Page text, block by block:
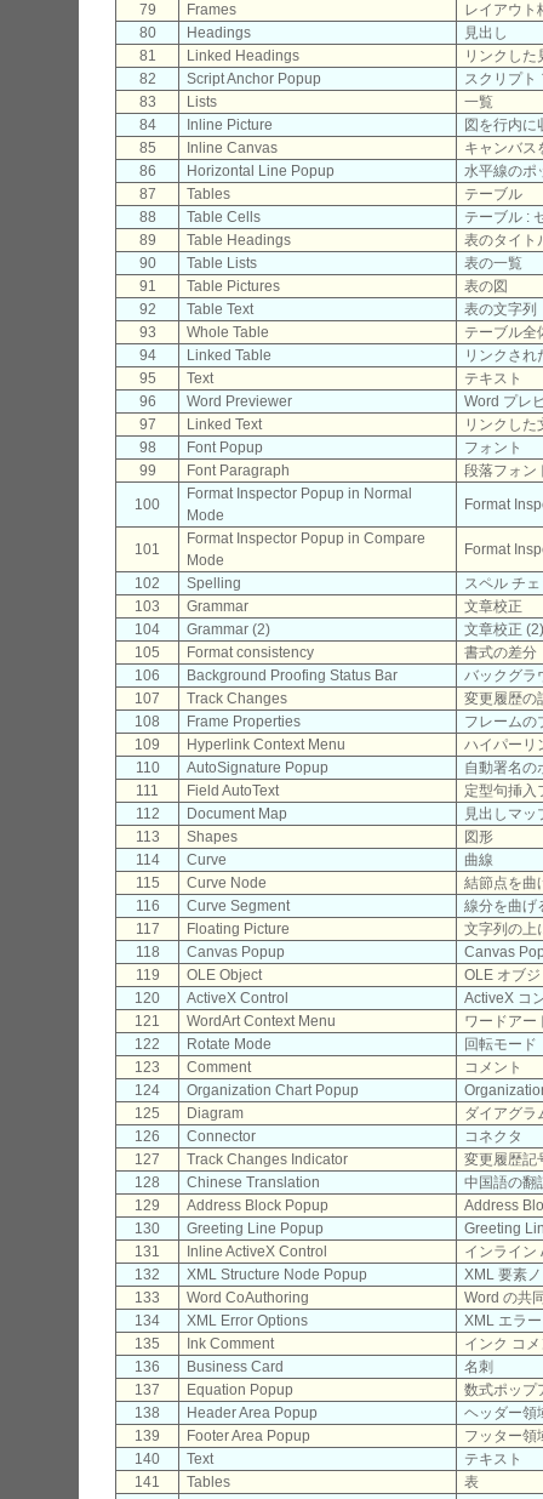
79
Frames
レイアウト
80
Headings
見出し
81
Linked Headings
リンクした
82
Script Anchor Popup
スクリプト
83
Lists
一覧
84
Inline Picture
図を行内に
85
Inline Canvas
キャンバス
86
Horizontal Line Popup
水平線のポ
87
Tables
テーブル
88
Table Cells
テーブル :
89
Table Headings
表のタイト
90
Table Lists
表の一覧
91
Table Pictures
表の図
92
Table Text
表の文字列
93
Whole Table
テーブル全
94
Linked Table
リンクされ
95
Text
テキスト
96
Word Previewer
Word プレ
97
Linked Text
リンクした
98
Font Popup
フォント
99
Font Paragraph
段落フォン
100
Format Inspector Popup in Normal
Mode
Format
101
Format Inspector Popup in Compare
Mode
Format
102
Spelling
スペル チ
103
Grammar
文章校正
104
Grammar (2)
文章校正 (2)
105
Format consistency
書式の差分
106
Background Proofing Status Bar
バックグラ
107
Track Changes
変更履歴の
108
Frame Properties
フレームの
109
Hyperlink Context Menu
ハイパーリ
110
AutoSignature Popup
自動署名の
111
Field AutoText
定型句挿入
112
Document Map
見出しマッ
113
Shapes
図形
114
Curve
曲線
115
Curve Node
結節点を曲
116
Curve Segment
線分を曲げ
117
Floating Picture
文字列の上
118
Canvas Popup
Canvas
119
OLE Object
OLE オブ
120
ActiveX Control
ActiveX コ
121
WordArt Context Menu
ワードアー
122
Rotate Mode
回転モード
123
Comment
コメント
124
Organization Chart Popup
125
Diagram
ダイアグラ
126
Connector
コネクタ
127
Track Changes Indicator
変更履歴記
128
Chinese Translation
中国語の翻
129
Address Block Popup
Address
130
Greeting Line Popup
Greeting
131
Inline ActiveX Control
インライン
132
XML Structure Node Popup
XML 要素
133
Word CoAuthoring
Word の共
134
XML Error Options
XML エラ
135
Ink Comment
インク コ
136
Business Card
名刺
137
Equation Popup
数式ポップ
138
Header Area Popup
ヘッダー領
139
Footer Area Popup
フッター領
140
Text
テキスト
141
Tables
表